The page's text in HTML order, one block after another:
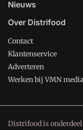
Nieuws
Over Distrifood
Contact
Klantenservice
Adverteren
Werken bij VMN media
Distrifood is